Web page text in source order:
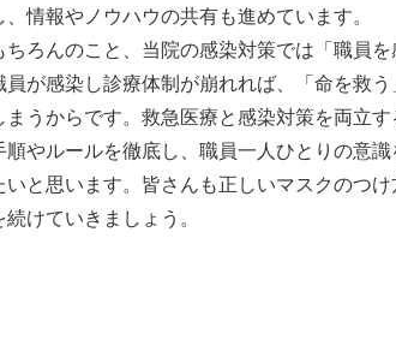
情報やノウハウの共有も進めています。
ちろんのこと、当院の感染対策では「職員
が感染し診療体制が崩れれば、「命を救
うからです。救急医療と感染対策を両立す
順やルールを徹底し、職員一人ひとりの意
と思います。皆さんも正しいマスクのつ
けていきましょう。